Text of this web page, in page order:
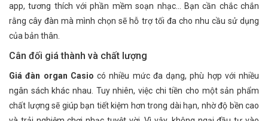
app, tương thích với phần mềm soạn nhạc... Bạn cần chắc chắn
rằng cây đàn mà mình chọn sẽ hỗ trợ tối đa cho nhu cầu sử dụng
của bản thân.
Cân đối giá thành và chất lượng
Giá đàn organ Casio có nhiều mức đa dạng, phù hợp với nhiều
ngân sách khác nhau. Tuy nhiên, việc chi tiền cho một sản phẩm
chất lượng sẽ giúp bạn tiết kiệm hơn trong dài hạn, nhờ độ bền cao